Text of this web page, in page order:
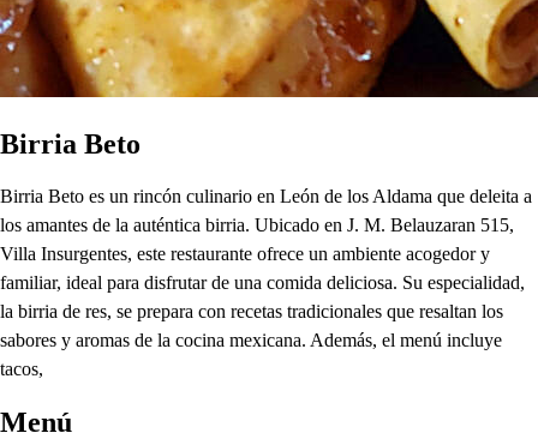
Birria Beto
Birria Beto es un rincón culinario en León de los Aldama que deleita a
los amantes de la auténtica birria. Ubicado en J. M. Belauzaran 515,
Villa Insurgentes, este restaurante ofrece un ambiente acogedor y
familiar, ideal para disfrutar de una comida deliciosa. Su especialidad,
la birria de res, se prepara con recetas tradicionales que resaltan los
sabores y aromas de la cocina mexicana. Además, el menú incluye
tacos,
Menú